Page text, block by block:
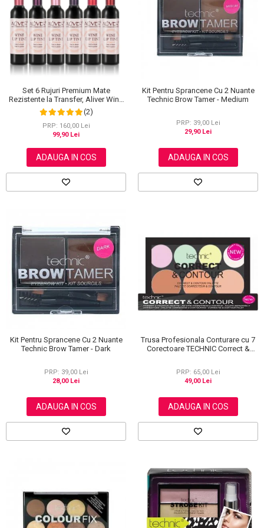
Scrub / Balsam de buze
Netestate pe Animale
Set 6 Rujuri Premium Mate
Rezistente la Transfer, Aliver Wine
Lip Tint Waterproof, 7 g X 6 buc
(2)
PRP: 160,00 Lei
99,90 Lei
ADAUGA IN COS
Kit Pentru Sprancene Cu 2 Nuante
Technic Brow Tamer - Medium
PRP: 39,00 Lei
29,90 Lei
ADAUGA IN COS
Kit Pentru Sprancene Cu 2 Nuante
Technic Brow Tamer - Dark
PRP: 39,00 Lei
28,00 Lei
ADAUGA IN COS
Trusa Profesionala Conturare cu 7
Corectoare TECHNIC Correct &
PRP: 65,00 Lei
49,00 Lei
ADAUGA IN COS